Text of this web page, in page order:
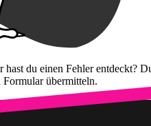
hast du einen Fehler entdeckt?
übermitteln.